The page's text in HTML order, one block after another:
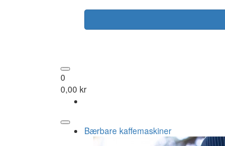
0
0,00 kr
Bærbare kaffemaskiner